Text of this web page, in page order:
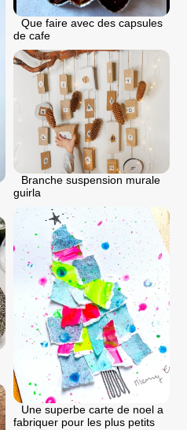
Que faire avec des capsules
de cafe
Branche suspension murale
guirla
Une superbe carte de noel a
fabriquer pour les plus petits